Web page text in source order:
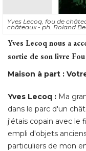
sortie de son livre
Maison à part :
Yves Lecoq :Ma
dans le parc d'un
j'étais copain avec le
particuliers de mon
du patrimoine m'est
avions de ces
habitions dans les
avons dû en partir,